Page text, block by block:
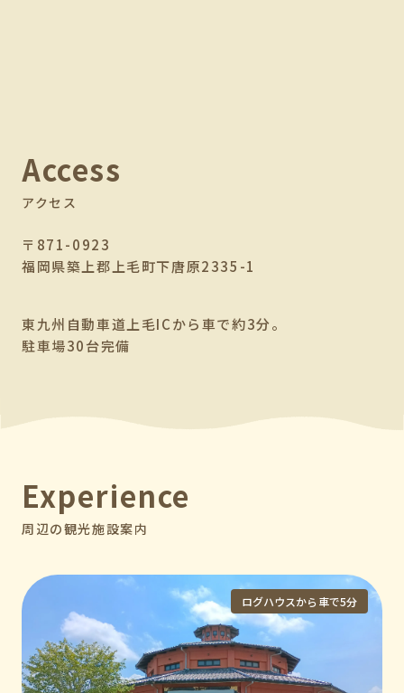
Access
アクセス
〒871-0923
福岡県築上郡上毛町下唐原2335-1
東九州自動車道上毛ICから車で約3分。
駐車場30台完備
Experience
周辺の観光施設案内
ログハウスから車で5分